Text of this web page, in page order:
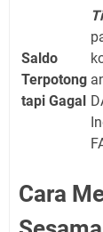
Saldo
Terpotong
tapi Gagal
Cara